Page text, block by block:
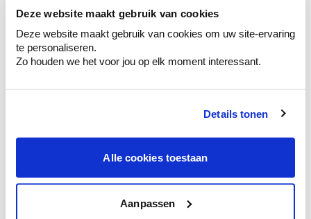
Deze website maakt gebruik van cookies
Deze website maakt gebruik van cookies om uw site-ervaring
te personaliseren.
Zo houden we het voor jou op elk moment interessant.
Details tonen
Alle cookies toestaan
Aanpassen
Bekijk je kleur in de winkel
Ontdek er kleurechte stalen van je
kleurenselectie.
Bekijk er de bijhorende tinten om je kleur
Deze stijlen zijn misschien ook iets voor jou